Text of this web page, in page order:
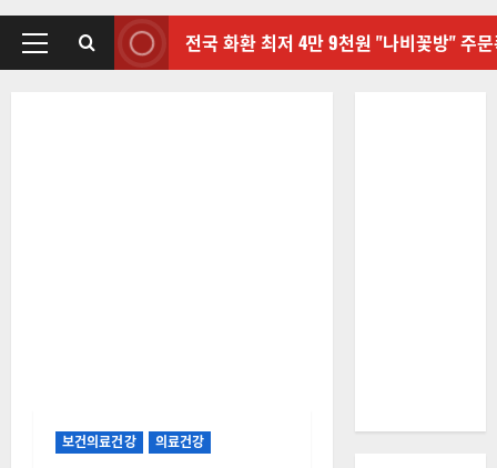
기
전국 화환 최저 4만 9천원 "나비꽃방" 주
보건의료건강 의료건강